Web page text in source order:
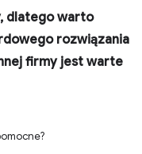
dlatego warto
rozwiązania
firmy jest warte